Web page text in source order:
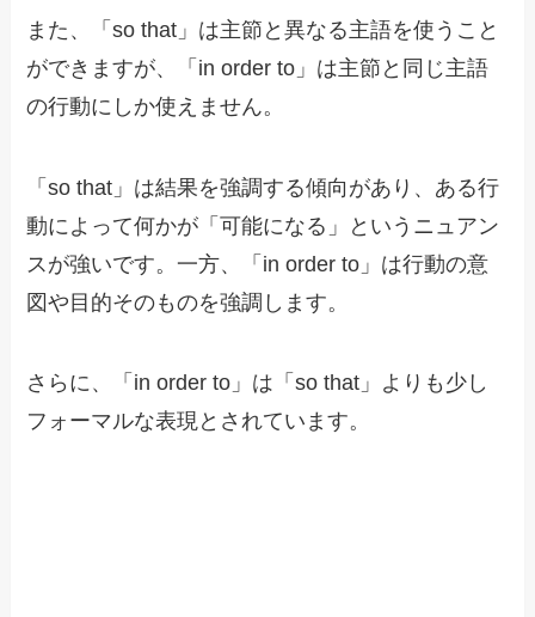
また、「so that」は主節と異なる主語を使うこと
ができますが、「in order to」は主節と同じ主語
の行動にしか使えません。
「so that」は結果を強調する傾向があり、ある行
動によって何かが「可能になる」というニュアン
スが強いです。一方、「in order to」は行動の意
図や目的そのものを強調します。
さらに、「in order to」は「so that」よりも少し
フォーマルな表現とされています。